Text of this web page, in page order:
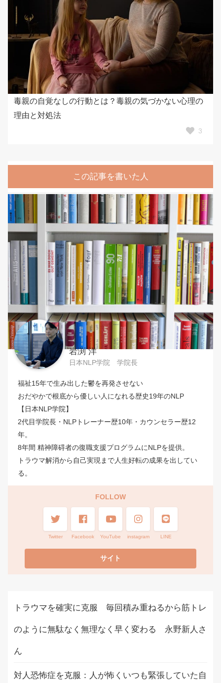
毒親の自覚なしの行動とは？毒親の気づかない心理の
理由と対処法
3
この記事を書いた人
岩渕 洋
日本NLP学院 学院長
福祉15年で生み出した鬱を再発させない
おだやかで根底から優しい人になれる歴史19年のNLP
【日本NLP学院】
2代目学院長・NLPトレーナー歴10年・カウンセラー歴12
年。
8年間 精神障碍者の復職支援プログラムにNLPを提供。
トラウマ解消から自己実現まで人生好転の成果を出してい
る。
FOLLOW
Twitter Facebook YouTube instagram LINE
トラウマを確実に克服 毎回積み重ねるから筋トレ
のように無駄なく無理なく早く変わる 永野新人さ
ん
対人恐怖症を克服：人が怖くいつも緊張していた自